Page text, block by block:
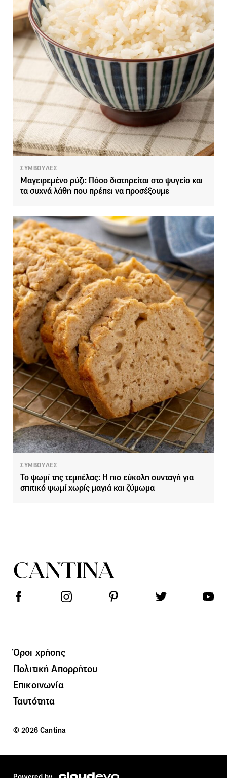
ΣΥΜΒΟΥΛΕΣ
Μαγειρεμένο ρύζι: Πόσο διατηρείται στο ψυγείο και
τα συχνά λάθη που πρέπει να προσέξουμε
ΣΥΜΒΟΥΛΕΣ
Το ψωμί της τεμπέλας: Η πιο εύκολη συνταγή για
σπιτικό ψωμί χωρίς μαγιά και ζύμωμα
Όροι χρήσης
Πολιτική Απορρήτου
Επικοινωνία
Ταυτότητα
© 2026 Cantina